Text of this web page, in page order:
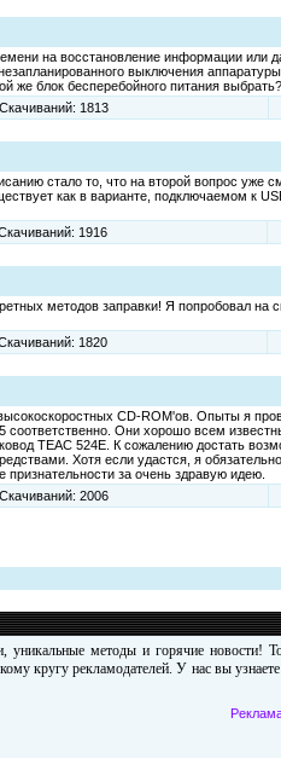
на восстановление информации или
выключения
же блок бесперебойного питания выбрать?
Скачиваний: 1813
стало то, что на второй вопрос уже
как в варианте, подключаемом к
1916
методов заправки! Я попробовал
1820
CD-ROM'ов. Опыты я
Они хорошо всем
TEAC 524E. К сожалению достать
Хотя если удастся, я
за очень здравую идею.
Скачиваний: 2006
методы и горячие
кругу рекламодателей. У нас вы